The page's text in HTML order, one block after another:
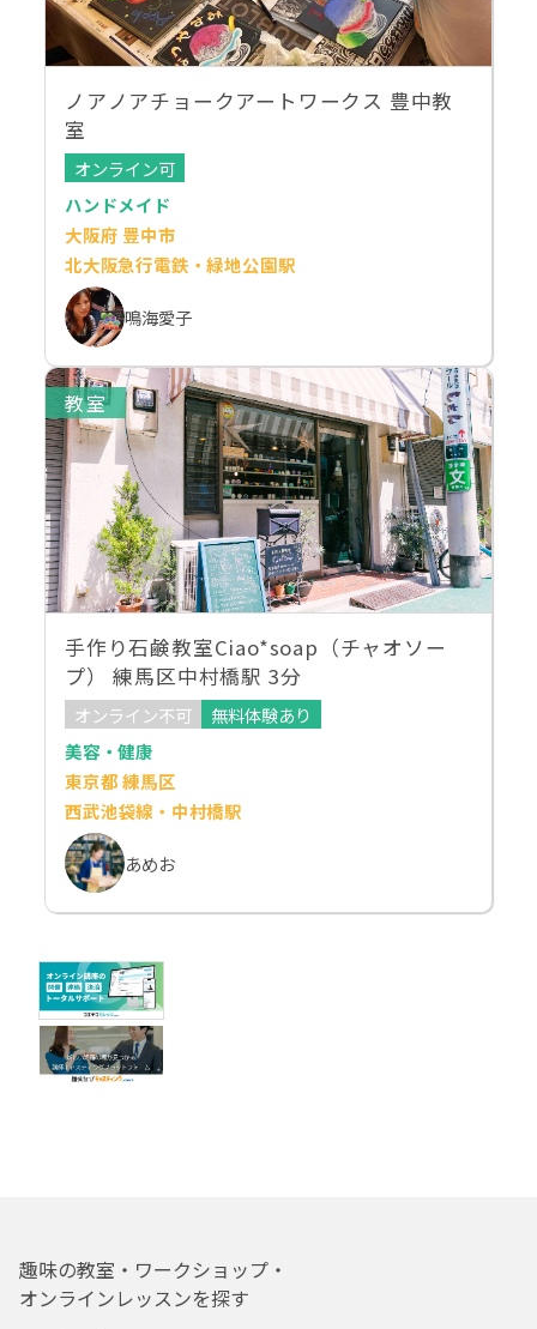
ノアノアチョークアートワークス 豊中教
室
オンライン可
ハンドメイド
大阪府 豊中市
北大阪急行電鉄・緑地公園駅
鳴海愛子
教室
手作り石鹸教室Ciao*soap（チャオソー
プ） 練馬区中村橋駅 3分
オンライン不可
無料体験あり
美容・健康
東京都 練馬区
西武池袋線・中村橋駅
あめお
趣味の教室・ワークショップ・
オンラインレッスンを探す